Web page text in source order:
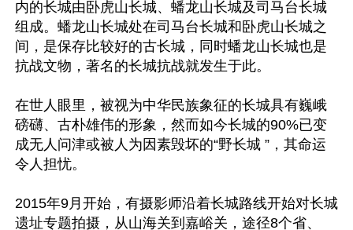
内的长城由卧虎山长城、蟠龙山长城及司马台长城
组成。蟠龙山长城处在司马台长城和卧虎山长城之
间，是保存比较好的古长城，同时蟠龙山长城也是
抗战文物，著名的长城抗战就发生于此。
在世人眼里，被视为中华民族象征的长城具有巍峨
磅礴、古朴雄伟的形象，然而如今长城的90%已变
成无人问津或被人为因素毁坏的“野长城 ”，其命运
令人担忧。
2015年9月开始，有摄影师沿着长城路线开始对长城
遗址专题拍摄，从山海关到嘉峪关，途径8个省、